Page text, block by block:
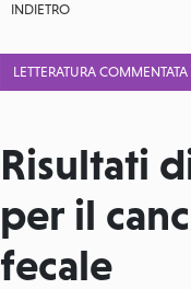
INDIETRO
LETTERATURA COMMENTATA
Risultati
per il
fecale